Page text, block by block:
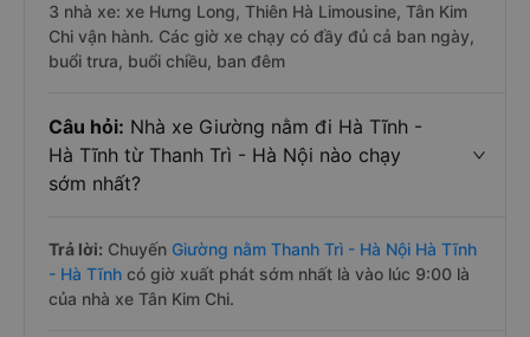
3 nhà xe: xe Hưng Long, Thiên Hà Limousine, Tân Kim
Chi vận hành. Các giờ xe chạy có đầy đủ cả ban ngày,
buổi trưa, buổi chiều, ban đêm
Câu hỏi: Nhà xe Giường nằm đi Hà Tĩnh -
Hà Tĩnh từ Thanh Trì - Hà Nội nào chạy
sớm nhất?
Trả lời: Chuyến Giường nằm Thanh Trì - Hà Nội Hà Tĩnh
- Hà Tĩnh có giờ xuất phát sớm nhất là vào lúc 9:00 là
của nhà xe Tân Kim Chi.